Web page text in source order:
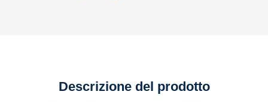
Descrizione del prodotto